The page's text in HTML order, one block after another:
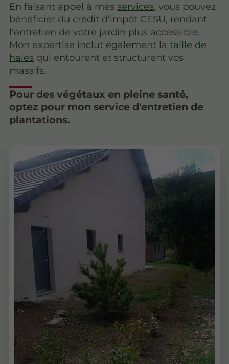
En faisant appel à messervices, vous pouvez
bénéficier du crédit d’impôt CESU, rendant
l'entretien de votre jardin plus accessible.
Mon expertise inclut également lataille de
haies qui entourent et structurent vos
massifs.
Pour des végétaux en pleine santé,
optez pour mon service d'entretien de
plantations.